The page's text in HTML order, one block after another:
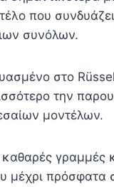
που
συνόλων.
στο
την
μοντέλων.
γραμμές
μέχρι